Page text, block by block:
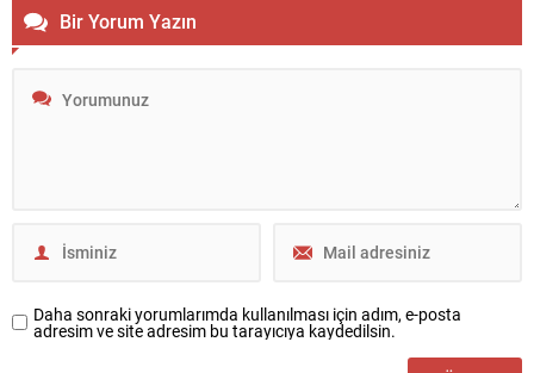
Bir Yorum Yazın
Daha sonraki yorumlarımda kullanılması için adım, e-posta
adresim ve site adresim bu tarayıcıya kaydedilsin.